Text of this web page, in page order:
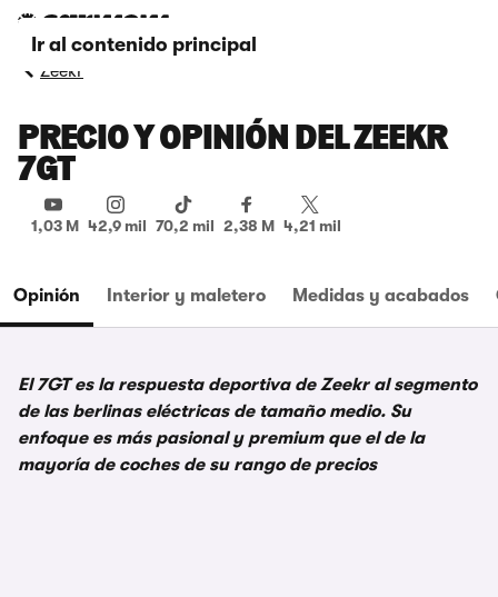
Ir al contenido principal
Zeekr
PRECIO Y OPINIÓN DEL ZEEKR
7GT
1,03 M 42,9 mil 70,2 mil 2,38 M 4,21 mil
Opinión Interior y maletero Medidas y acabados
El 7GT es la respuesta deportiva de Zeekr al segmento
de las berlinas eléctricas de tamaño medio. Su
enfoque es más pasional y premium que el de la
mayoría de coches de su rango de precios